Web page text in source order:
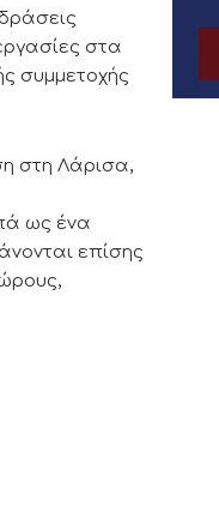
στα
συμμετοχής
στη Λάρισα,
ως ένα
επίσης